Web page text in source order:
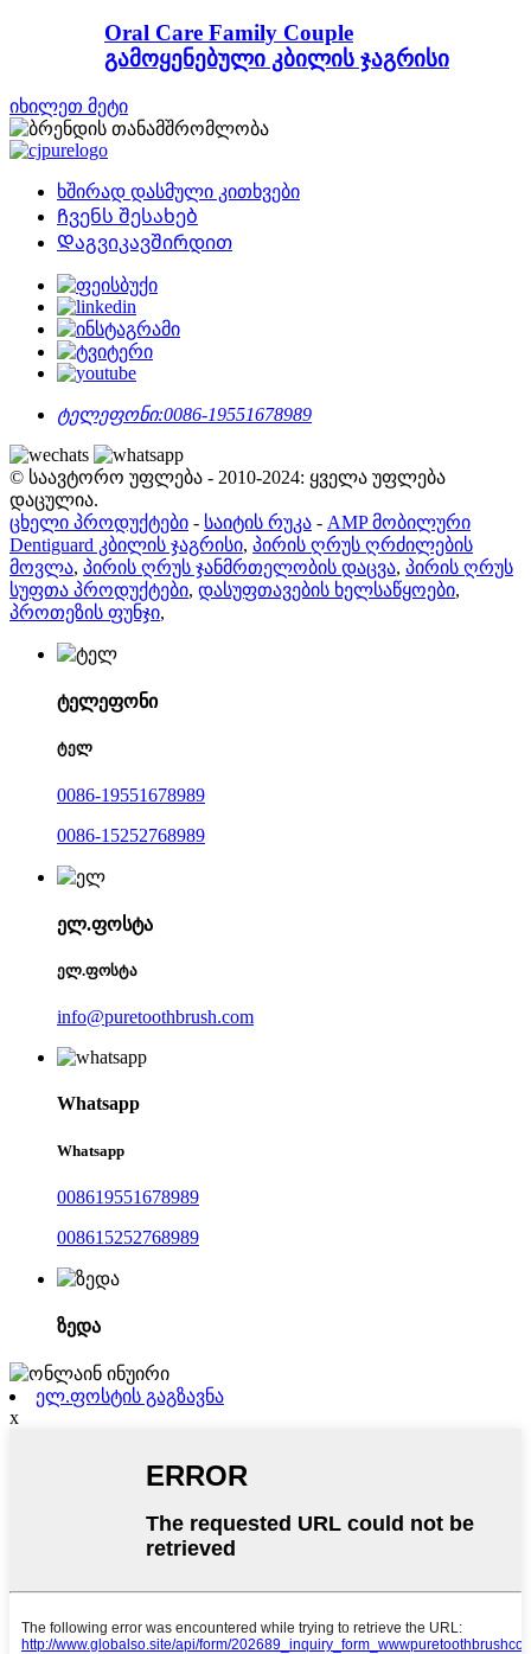
Oral Care Family Couple
გამოყენებული კბილის ჯაგრისი
იხილეთ მეტი
ხშირად დასმული კითხვები
Ჩვენს შესახებ
Დაგვიკავშირდით
ტელეფონი:0086-19551678989
© საავტორო უფლება - 2010-2024: ყველა უფლება
დაცულია.
ცხელი პროდუქტები - საიტის რუკა - AMP მობილური
Dentiguard კბილის ჯაგრისი, პირის ღრუს ღრძილების
მოვლა, პირის ღრუს ჯანმრთელობის დაცვა, პირის ღრუს
სუფთა პროდუქტები, დასუფთავების ხელსაწყოები,
პროთეზის ფუნჯი,
ტელეფონი
ტელ
0086-19551678989
0086-15252768989
ელ.ფოსტა
ელ.ფოსტა
info@puretoothbrush.com
Whatsapp
Whatsapp
008619551678989
008615252768989
ზედა
ელ.ფოსტის გაგზავნა
x